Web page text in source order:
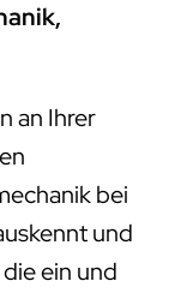
an Ihrer
bei
und
ein und